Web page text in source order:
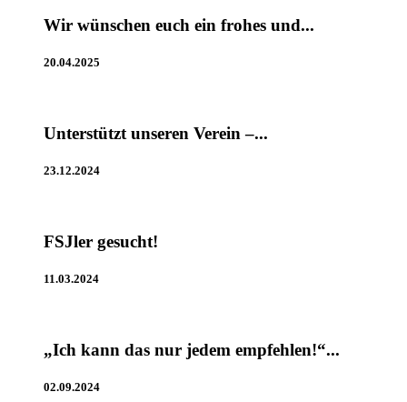
Wir wünschen euch ein frohes und...
20.04.2025
Unterstützt unseren Verein –...
23.12.2024
FSJler gesucht!
11.03.2024
„Ich kann das nur jedem empfehlen!“...
02.09.2024